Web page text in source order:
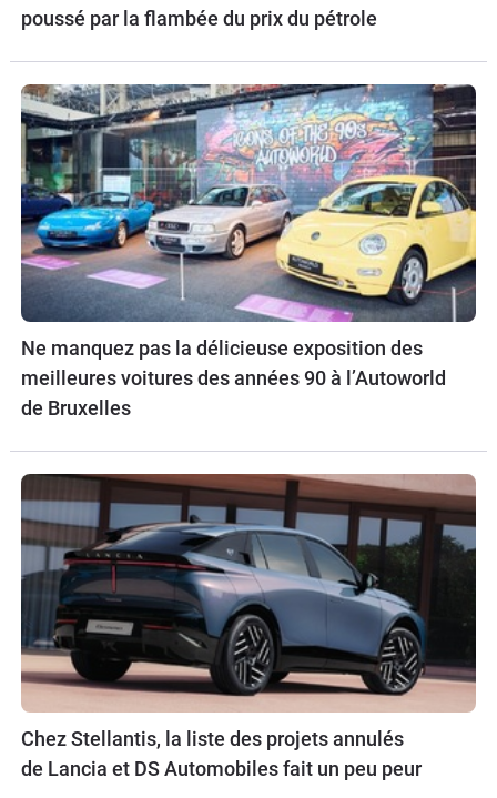
poussé par la flambée du prix du pétrole
Ne manquez pas la délicieuse exposition des
meilleures voitures des années 90 à l’Autoworld
de Bruxelles
Chez Stellantis, la liste des projets annulés
de Lancia et DS Automobiles fait un peu peur